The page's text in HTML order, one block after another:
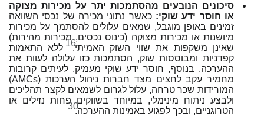
סיכונים הנובעים מהסתמכות יתר על מכירות מצוקה
או חוסר ידע שוקי: כאשר נתוני מכירה של נכסי השוואה
זמינים באופן מוגבל, שמאים עלולים להסתמך על מכירות
מיושנות או מכירות מצוקה (כינוס נכסים, מכירות מהירות)
שאינן משקפות את שווי השוק האמיתי.16ללא התאמות
קפדניות ומבוססות שוק, הסתמכות כזו עלולה לעוות את
ההערכה. בנוסף, חוסר ידע שוקי מעמיק, לעיתים קרובות
מחמיר עקב לחצים מצד חברות ניהול הערכות (AMCs)
המורידות שכר טרחה, עלול לגרום לשמאים לקצר תהליכים
ולבצע ניתוח מינימלי, במיוחד בשווקים פחות נזילים או
הטרוגניים, ובכך לפגוע באמינות ההערכה.30